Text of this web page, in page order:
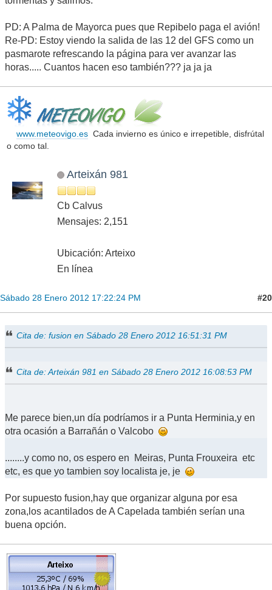
PD: A Palma de Mayorca pues que Repibelo paga el avión!
Re-PD: Estoy viendo la salida de las 12 del GFS como un
pasmarote refrescando la página para ver avanzar las
horas..... Cuantos hacen eso también??? ja ja ja
www.meteovigo.esCada invierno es único e irrepetible, disfrútal
o como tal.
Arteixán 981
Cb Calvus
Mensajes: 2,151
Ubicación: Arteixo
En línea
Sábado 28 Enero 2012 17:22:24 PM #20
Cita de: fusion en Sábado 28 Enero 2012 16:51:31 PM
Cita de: Arteixán 981 en Sábado 28 Enero 2012 16:08:53 PM
Me parece bien,un día podríamos ir a Punta Herminia,y en
otra ocasión a Barrañán o Valcobo
........y como no, os espero en Meiras, Punta Frouxeira etc
etc, es que yo tambien soy localista je, je
Por supuesto fusion,hay que organizar alguna por esa
zona,los acantilados de A Capelada también serían una
buena opción.